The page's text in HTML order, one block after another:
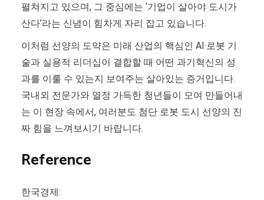
펼쳐지고 있으며, 그 중심에는 ‘기업이 살아야 도시가
산다’라는 신념이 힘차게 자리 잡고 있습니다.
이처럼 선양의 도약은 미래 산업의 핵심인 AI·로봇 기
술과 실용적 리더십이 결합할 때 어떤 과기혁신의 성
과를 이룰 수 있는지 보여주는 살아있는 증거입니다.
국내외 전문가와 열정 가득한 청년들이 모여 만들어내
는 이 현장 속에서, 여러분도 첨단 로봇 도시 선양의 진
짜 힘을 느껴보시기 바랍니다.
Reference
한국경제: